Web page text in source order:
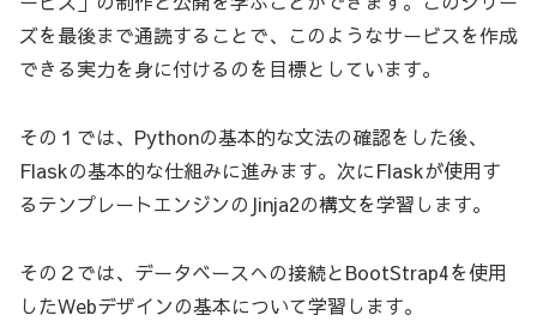
ズを最後まで通読することで、このようなサービスを作成
できる実力を身に付けるのを目標としています。
その１では、Pythonの基本的な文法の確認をした後、
Flaskの基本的な仕組みに進みます。次にFlaskが使用す
るテンプレートエンジンのJinja2の構文を学習します。
その２では、データベースへの接続とBootStrap4を使用
したWebデザインの基本について学習します。